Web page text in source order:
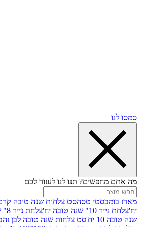
תנו לנו לעזור לכם
טסה
יח'
צלחת נייר 8" שנה טובה 10 יח'
סט צלחות שנה טובה לבן זהב "10+"7 / 8+8 יח'